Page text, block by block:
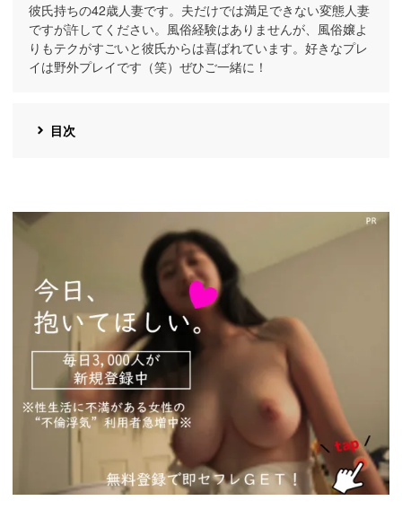
彼氏持ちの42歳人妻です。夫だけでは満足できない変態人妻
ですが許してください。風俗経験はありませんが、風俗嬢よ
りもテクがすごいと彼氏からは喜ばれています。好きなプレ
イは野外プレイです（笑）ぜひご一緒に！
目次
https://pcmax.jp/lp/?